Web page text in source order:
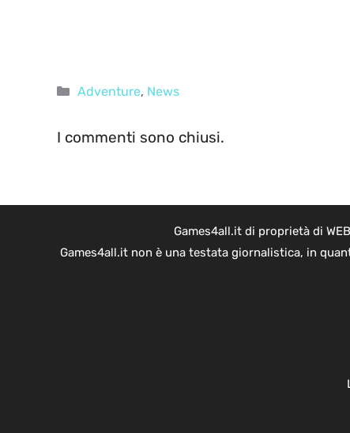
Categorie
Adventure, News
I commenti sono chiusi.
Games4all.it di proprietà di
Games4all.it non è una testata giornalistica, in